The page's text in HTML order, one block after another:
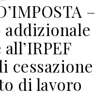
–
addizionale
cessazione
di lavoro